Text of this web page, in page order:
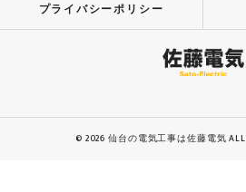
プライバシーポリシー
© 2026 仙台の電気工事は佐藤電気 ALL